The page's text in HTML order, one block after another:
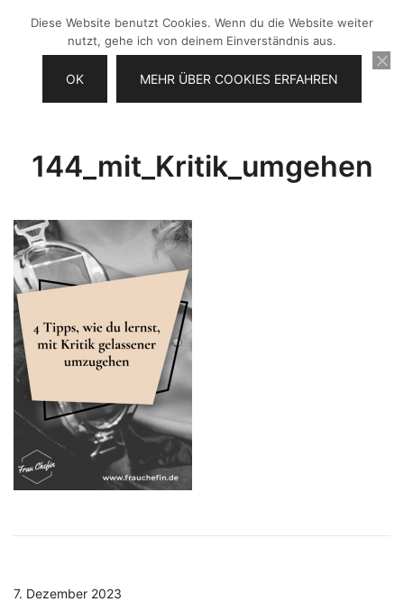
springen
144_mit_Kritik_umgehen
7. Dezember 2023
Diese Website benutzt Cookies. Wenn du die Website weiter
nutzt, gehe ich von deinem Einverständnis aus.
OK MEHR ÜBER COOKIES ERFAHREN